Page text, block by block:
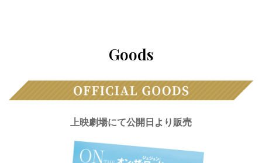
Goods
上映劇場にて公開日より販売